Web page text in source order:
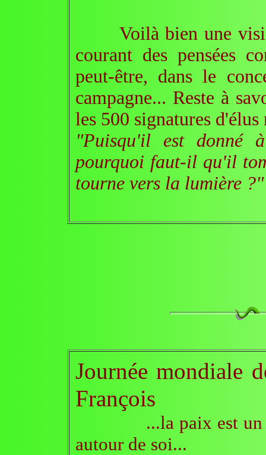
Voilà bien une
courant des pensées
peut-être, dans le
campagne... Reste à
les 500 signatures d'élus
"Puisqu'il est donné
pourquoi faut-il qu'il
tourne vers la lumière ?"
Journée mondiale
François
...la paix est un
autour de soi...